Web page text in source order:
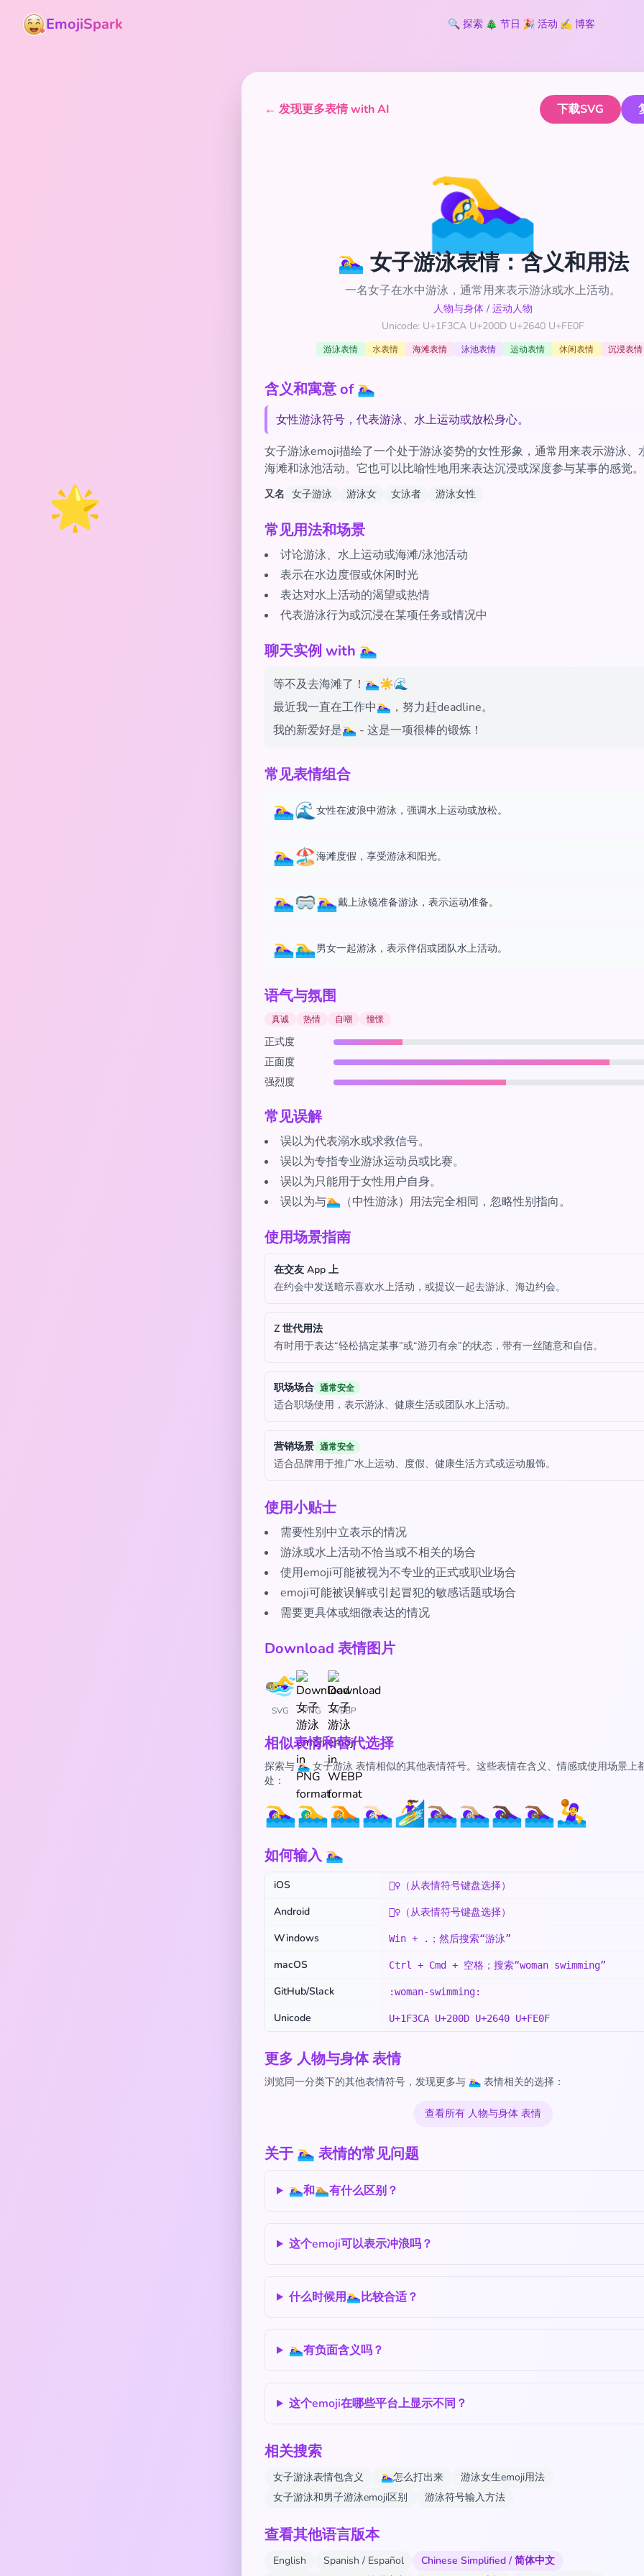
🌟
EmojiSpark 🔍 探索 🎄 节日 🎉 活动 ✍️ 博客
← 发现更多表情 with AI 下载SVG
🏊‍♀️
🏊‍♀️ 女子游泳表情：含义和用法
一名女子在水中游泳，通常用来表示游泳或水上活动。
人物与身体 / 运动人物
Unicode: U+1F3CA U+200D U+2640 U+FE0F
游泳表情 水表情 海滩表情 泳池表情 运动表情 休闲表情 沉浸表情
含义和寓意 of 🏊‍♀️
女性游泳符号，代表游泳、水上运动或放松身心。
女子游泳emoji描绘了一个处于游泳姿势的女性形象，通常用来表示游泳、
海滩和泳池活动。它也可以比喻性地用来表达沉浸或深度参与某事的感觉。
又名 女子游泳 游泳女 女泳者 游泳女性
常见用法和场景
讨论游泳、水上运动或海滩/泳池活动
表示在水边度假或休闲时光
表达对水上活动的渴望或热情
代表游泳行为或沉浸在某项任务或情况中
聊天实例 with 🏊‍♀️
等不及去海滩了！🏊‍♀️☀️🌊
最近我一直在工作中🏊‍♀️，努力赶deadline。
我的新爱好是🏊‍♀️ - 这是一项很棒的锻炼！
常见表情组合
🏊‍♀️🌊女性在波浪中游泳，强调水上运动或放松。
🏊‍♀️🏖️海滩度假，享受游泳和阳光。
🏊‍♀️🥽🏊‍♀️戴上泳镜准备游泳，表示运动准备。
🏊‍♀️🏊‍♂️男女一起游泳，表示伴侣或团队水上活动。
语气与氛围
真诚 热情 自嘲 憧憬
正式度
正面度
强烈度
常见误解
误以为代表溺水或求救信号。
误以为专指专业游泳运动员或比赛。
误以为只能用于女性用户自身。
误以为与🏊（中性游泳）用法完全相同，忽略性别指向。
使用场景指南
在交友 App 上
在约会中发送暗示喜欢水上活动，或提议一起去游泳、海边约会。
Z 世代用法
有时用于表达“轻松搞定某事”或“游刃有余”的状态，带有一丝随意和自信。
职场场合 通常安全
适合职场使用，表示游泳、健康生活或团队水上活动。
营销场景 通常安全
适合品牌用于推广水上运动、度假、健康生活方式或运动服饰。
使用小贴士
需要性别中立表示的情况
游泳或水上活动不恰当或不相关的场合
使用emoji可能被视为不专业的正式或职业场合
emoji可能被误解或引起冒犯的敏感话题或场合
需要更具体或细微表达的情况
Download 表情图片
SVG PNG WEBP
相似表情和替代选择
探索与 🏊‍♀️ 女子游泳 表情相似的其他表情符号。这些表情在含义、情感或使用场景上
处：
🏊‍♀️🏊‍♂️🏊🏊🏻‍♀️🏄‍♀️🏊🏽‍♀️🏊🏼‍♀️🏊🏿‍♀️🏊🏾‍♀️🤽‍♀️
如何输入 🏊‍♀️
iOS 🏊‍♀️（从表情符号键盘选择）
Android 🏊‍♀️（从表情符号键盘选择）
Windows Win + .；然后搜索“游泳”
macOS Ctrl + Cmd + 空格；搜索“woman swimming”
GitHub/Slack :woman-swimming:
Unicode U+1F3CA U+200D U+2640 U+FE0F
更多 人物与身体 表情
浏览同一分类下的其他表情符号，发现更多与 🏊‍♀️ 表情相关的选择：
查看所有 人物与身体 表情
关于 🏊‍♀️ 表情的常见问题
🏊‍♀️和🏊有什么区别？
这个emoji可以表示冲浪吗？
什么时候用🏊‍♀️比较合适？
🏊‍♀️有负面含义吗？
这个emoji在哪些平台上显示不同？
相关搜索
女子游泳表情包含义 🏊‍♀️怎么打出来
游泳女生emoji用法
女子游泳和男子游泳emoji区别
游泳符号输入方法
查看其他语言版本
English Spanish / Español
Chinese Simplified / 简体中文